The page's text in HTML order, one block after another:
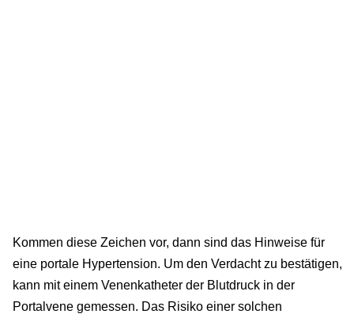
Kommen diese Zeichen vor, dann sind das Hinweise für
eine portale Hypertension. Um den Verdacht zu bestätigen,
kann mit einem Venenkatheter der Blutdruck in der
Portalvene gemessen. Das Risiko einer solchen